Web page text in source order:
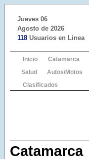
Jueves 06
Agosto de 2026
118 Usuarios en Linea
Inicio Catamarca
Salud
Autos/Motos
Clasificados
Catamarca